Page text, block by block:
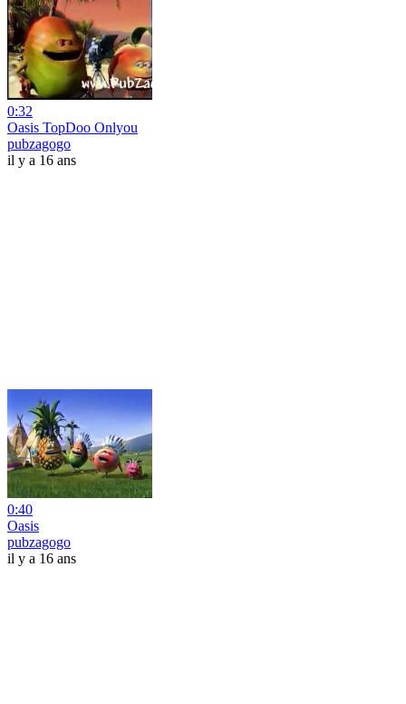
0:32
Oasis TopDoo Onlyou
pubzagogo
il y a 16 ans
0:40
Oasis
pubzagogo
il y a 16 ans